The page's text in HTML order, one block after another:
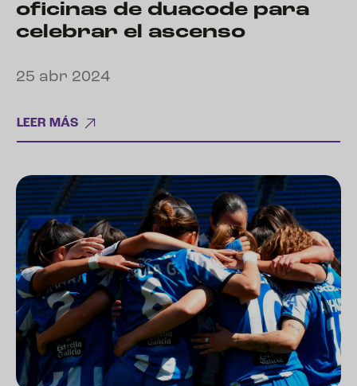
oficinas de duacode para
celebrar el ascenso
25 abr 2024
LEER MÁS